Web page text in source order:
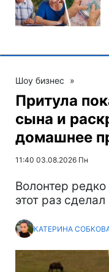
Шоу бизнес »
Притула
сына и
домашнее
11:40 03.08.2026 Пн
Волонтер
этот раз
КАТЕРИНА